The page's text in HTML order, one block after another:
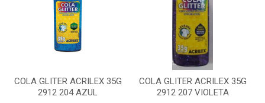
COLA GLITER ACRILEX 35G
2912 204 AZUL
COLA GLITER ACRILEX 35G
2912 207 VIOLETA